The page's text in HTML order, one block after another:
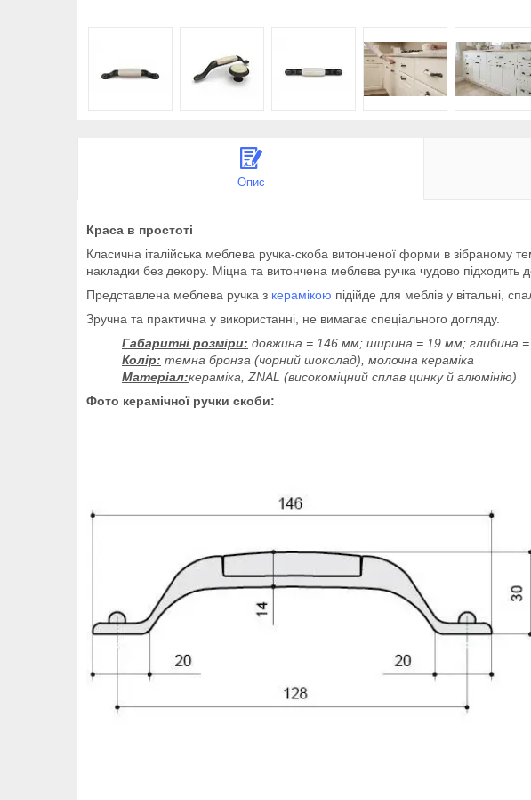
Опис
Краса в простоті
Класична італійська меблева ручка-скоба витонченої форми в
накладки без декору. Міцна та витончена меблева ручка чудово підходить
Представлена меблева ручка з керамікою підійде для меблів у вітальні,
Зручна та практична у використанні, не вимагає спеціального догляду.
Габаритні розміри: довжина = 146 мм; ширина = 19 мм; глибина =
Колір: темна бронза (чорний шоколад), молочна кераміка
Матеріал:кераміка, ZNAL (високоміцний сплав цинку й алюмінію)
Фото керамічної ручки скоби: